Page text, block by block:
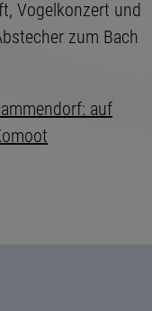
Vogelkonzert und
zum Bach
auf